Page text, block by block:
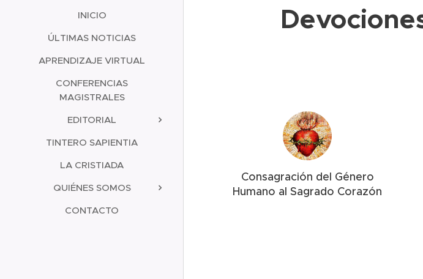
INICIO
ÚLTIMAS NOTICIAS
APRENDIZAJE VIRTUAL
CONFERENCIAS
MAGISTRALES
EDITORIAL
TINTERO SAPIENTIA
LA CRISTIADA
QUIÉNES SOMOS
CONTACTO
Consagración del Género
Humano al Sagrado Corazón